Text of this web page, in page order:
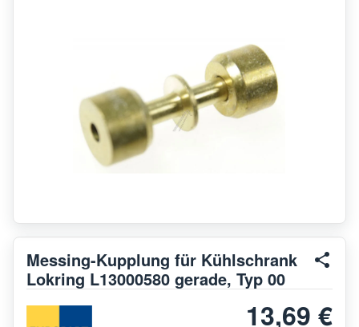
Messing-Kupplung für Kühlschrank
Lokring L13000580 gerade, Typ 00
13,69 €